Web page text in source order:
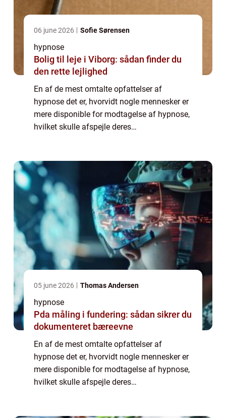
06 june 2026 Sofie Sørensen
hypnose
Bolig til leje i Viborg: sådan finder du
den rette lejlighed
En af de mest omtalte opfattelser af
hypnose det er, hvorvidt nogle mennesker er
mere disponible for modtagelse af hypnose,
hvilket skulle afspejle deres
05 june 2026 Thomas Andersen
hypnose
Pda måling i fundering: sådan sikrer du
dokumenteret bæreevne
En af de mest omtalte opfattelser af
hypnose det er, hvorvidt nogle mennesker er
mere disponible for modtagelse af hypnose,
hvilket skulle afspejle deres